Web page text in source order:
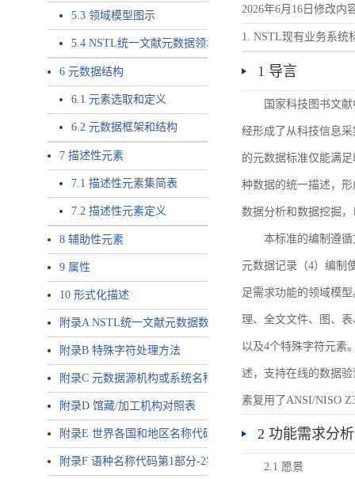
5.3 领域模型图示
5.4 NSTL统一文献元数据领域模型的验证
6 元数据结构
6.1 元素选取和定义
6.2 元数据框架和结构
7 描述性元素
7.1 描述性元素集简表
7.2 描述性元素定义
8 辅助性元素
9 属性
10 形式化描述
附录A NSTL统一文献元数据数据唯一标识符规则
附录B 特殊字符处理方法
附录C 元数据源机构或系统名称表
附录D 馆藏/加工机构对照表
附录E 世界各国和地区名称代码-2字母代码（GB/T 2659-
附录F 语种名称代码第1部分-2字母代码（GB/T 4880.1-2005
2026年6月16日修改内
1. NSTL现有业务系统
1 导言
国家科技图书文
经形成了从科技信息
的元数据标准仅能满
种数据的统一描述，
数据分析和数据挖掘
本标准的编制遵
元数据记录（4）编制
足需求功能的领域模
理、全文文件、图、
以及4个特殊字符元素
述，支持在线的数据
素复用了ANSI/NISO
2 功能需求分析
2.1 愿景